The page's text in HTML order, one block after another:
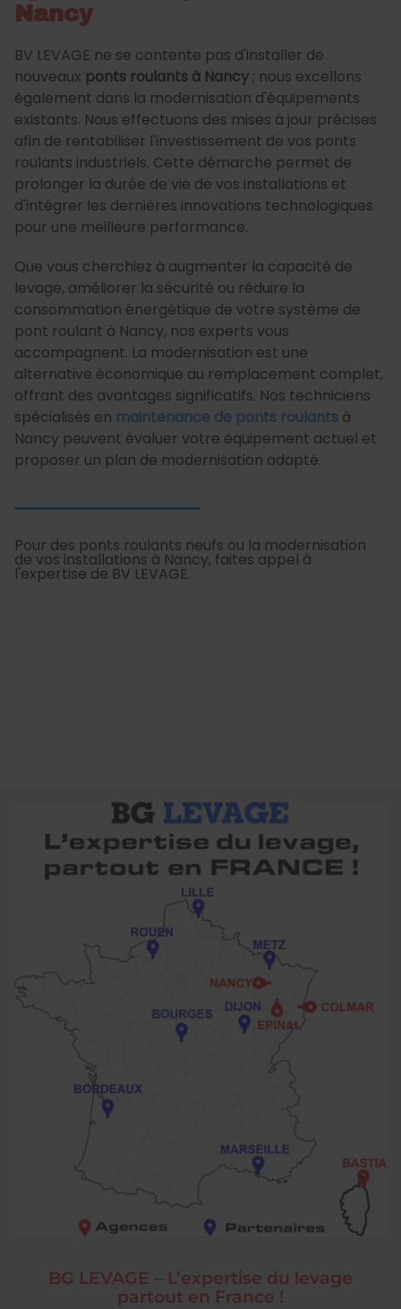
Nancy
BV LEVAGE ne se contente pas d'installer de
nouveaux ponts roulants à Nancy; nous excellons
également dans la modernisation d'équipements
existants. Nous effectuons des mises à jour précises
afin de rentabiliser l'investissement de vos ponts
roulants industriels. Cette démarche permet de
prolonger la durée de vie de vos installations et
d'intégrer les dernières innovations technologiques
pour une meilleure performance.
Que vous cherchiez à augmenter la capacité de
levage, améliorer la sécurité ou réduire la
consommation énergétique de votre système de
pont roulant à Nancy, nos experts vous
accompagnent. La modernisation est une
alternative économique au remplacement complet,
offrant des avantages significatifs. Nos techniciens
spécialisés en maintenance de ponts roulants à
Nancy peuvent évaluer votre équipement actuel et
proposer un plan de modernisation adapté.
Pour des ponts roulants neufs ou la modernisation
de vos installations à Nancy, faites appel à
l'expertise de BV LEVAGE.
BG LEVAGE – L’expertise du levage
partout en France !